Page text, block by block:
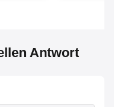
Antwort